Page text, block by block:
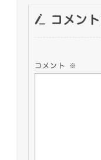
コメン
コメント ※